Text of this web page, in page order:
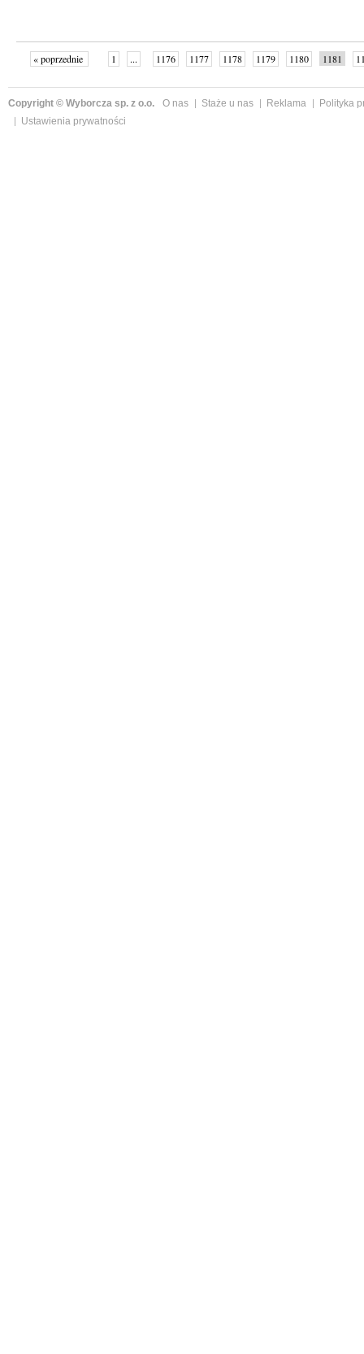
« poprzednie 1 ... 1176 1177 1178 1179 1180 1181
Copyright © Wyborcza sp. z o.o. O nas Staże u nas Reklama
Polityka
Ustawienia prywatności